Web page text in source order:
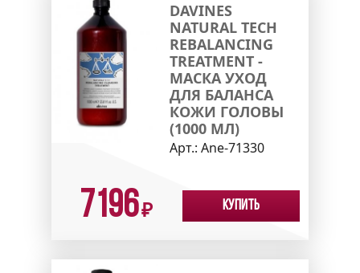
DAVINES
NATURAL TECH
REBALANCING
TREATMENT -
МАСКА УХОД
ДЛЯ БАЛАНСА
КОЖИ ГОЛОВЫ
(1000 МЛ)
Арт.: Ane-71330
7196₽ Купить